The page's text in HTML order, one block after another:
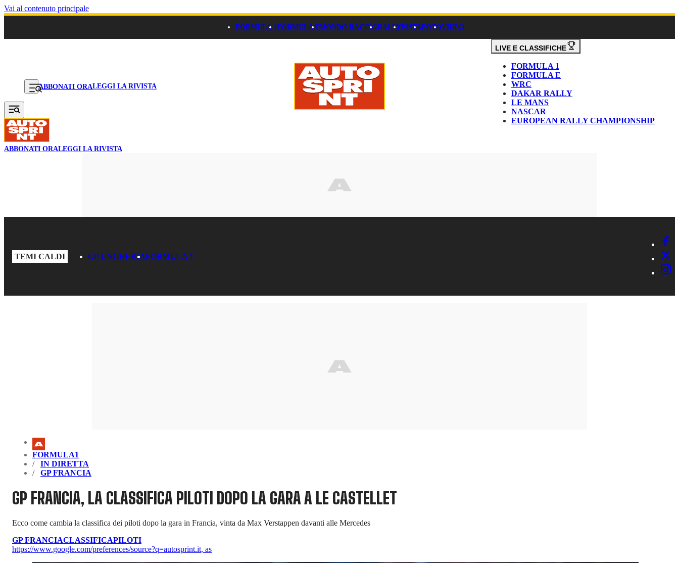
Vai al contenuto principale
FORMULA 1FORMULA EMONDO RACINGRALLYPISTAFOTOVIDEO
ABBONATI ORALEGGI LA RIVISTA
LIVE E CLASSIFICHE
FORMULA 1
FORMULA E
WRC
DAKAR RALLY
LE MANS
NASCAR
EUROPEAN RALLY CHAMPIONSHIP
ABBONATI ORALEGGI LA RIVISTA
TEMI CALDI GP UNGHERIAFORMULA 1
FORMULA1
IN DIRETTA
GP FRANCIA
GP FRANCIA, LA CLASSIFICA PILOTI DOPO LA GARA A LE CASTELLET
Ecco come cambia la classifica dei piloti dopo la gara in Francia, vinta da Max Verstappen davanti alle Mercedes
GP FRANCIACLASSIFICAPILOTI
https://www.google.com/preferences/source?q=autosprint.it, as